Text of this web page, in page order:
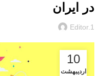
در ایران
Editor.1
10
اردیبهشت